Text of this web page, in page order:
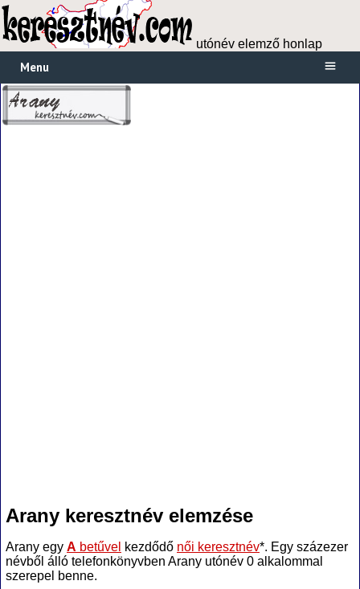
utónév elemző honlap
Menu
Arany keresztnév elemzése
Arany egy A betűvel kezdődő női keresztnév*. Egy százezer
névből álló telefonkönyvben Arany utónév 0 alkalommal
szerepel benne.